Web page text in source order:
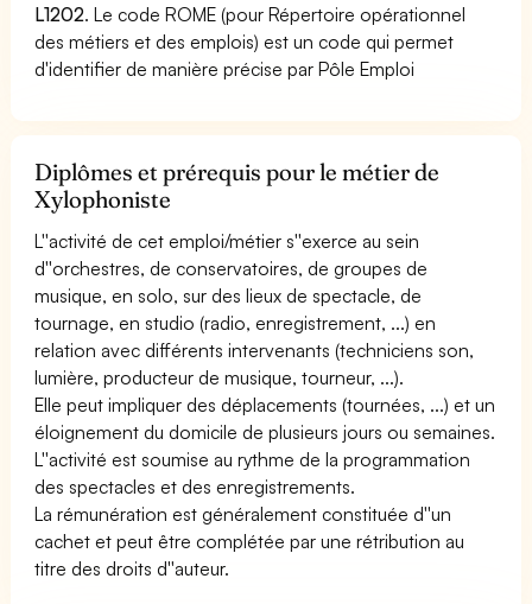
L1202. Le code ROME (pour Répertoire opérationnel
des métiers et des emplois) est un code qui permet
d'identifier de manière précise par Pôle Emploi
Diplômes et prérequis pour le métier de
Xylophoniste
L''activité de cet emploi/métier s''exerce au sein
d''orchestres, de conservatoires, de groupes de
musique, en solo, sur des lieux de spectacle, de
tournage, en studio (radio, enregistrement, ...) en
relation avec différents intervenants (techniciens son,
lumière, producteur de musique, tourneur, ...).
Elle peut impliquer des déplacements (tournées, ...) et un
éloignement du domicile de plusieurs jours ou semaines.
L''activité est soumise au rythme de la programmation
des spectacles et des enregistrements.
La rémunération est généralement constituée d''un
cachet et peut être complétée par une rétribution au
titre des droits d''auteur.